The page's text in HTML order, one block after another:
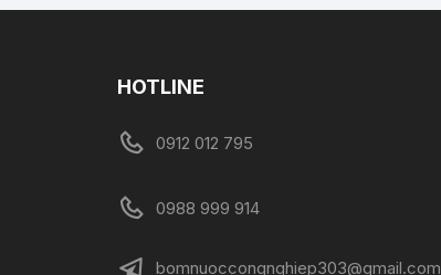
HOTLINE
0912 012 795
0988 999 914
bomnuoccongnghiep303@gmail.com